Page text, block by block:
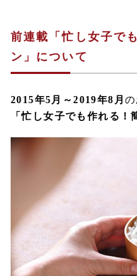
前連載「忙し女子で
ン」について
2015年5月～2019年8月
「忙し女子でも作れる！